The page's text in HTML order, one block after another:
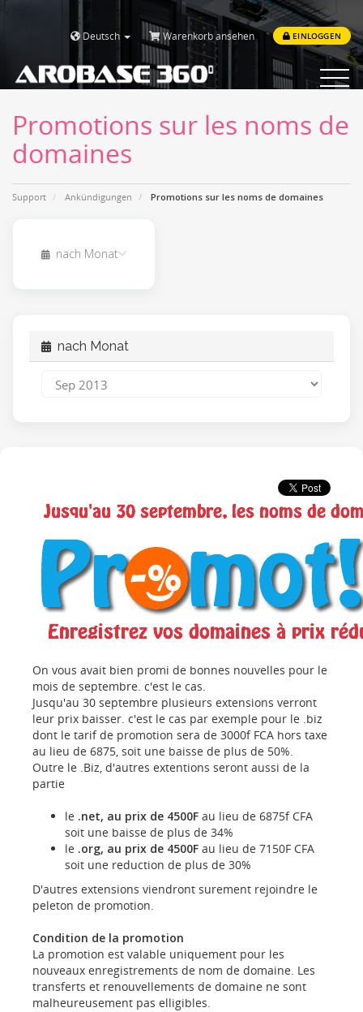
Deutsch Warenkorb ansehen EINLOGGEN
Toggle
Promotions sur les noms de
domaines
Support Ankündigungen Promotions sur les noms de domaines
nach Monat
nach Monat
On vous avait bien promi de bonnes nouvelles pour le
mois de septembre. c'est le cas.
Jusqu'au 30 septembre plusieurs extensions verront
leur prix baisser. c'est le cas par exemple pour le .biz
dont le tarif de promotion sera de 3000f FCA hors taxe
au lieu de 6875, soit une baisse de plus de 50%.
Outre le .Biz, d'autres extentions seront aussi de la
partie
le .net, au prix de 4500F au lieu de 6875f CFA
soit une baisse de plus de 34%
le .org, au prix de 4500F au lieu de 7150F CFA
soit une reduction de plus de 30%
D'autres extensions viendront surement rejoindre le
peleton de promotion.
Condition de la promotion
La promotion est valable uniquement pour les
nouveaux enregistrements de nom de domaine. Les
transferts et renouvellements de domaine ne sont
malheureusement pas elligibles.